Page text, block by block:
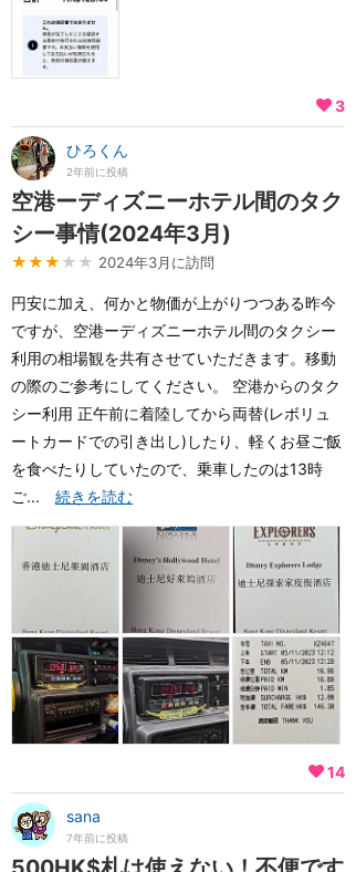
3
ひろくん
2年前に投稿
空港ーディズニーホテル間のタク
シー事情(2024年3月)
★★★ ★★ 2024年3月に訪問
円安に加え、何かと物価が上がりつつある昨今
ですが、空港ーディズニーホテル間のタクシー
利用の相場観を共有させていただきます。移動
の際のご参考にしてください。 空港からのタク
シー利用 正午前に着陸してから両替(レボリュ
ートカードでの引き出し)したり、軽くお昼ご飯
を食べたりしていたので、乗車したのは13時
ご... 続きを読む
14
sana
7年前に投稿